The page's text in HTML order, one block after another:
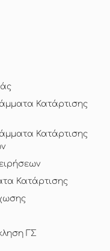
Κατάρτισης
Κατάρτισης
Κατάρτισης
ΓΣ